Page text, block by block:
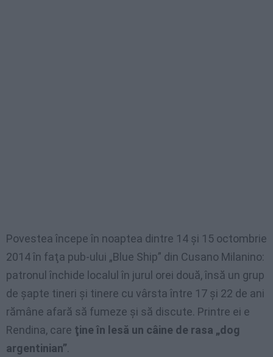
Povestea începe în noaptea dintre 14 şi 15 octombrie
2014 în faţa pub-ului „Blue Ship” din Cusano Milanino:
patronul închide localul în jurul orei două, însă un grup
de şapte tineri şi tinere cu vârsta între 17 şi 22 de ani
rămâne afară să fumeze şi să discute. Printre ei e
Rendina, care ţine în lesă un câine de rasa „dog
argentinian”.